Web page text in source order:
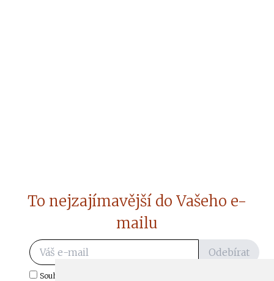
To nejzajímavější do Vašeho e-
mailu
Odebírat
Souhlasím s odběrem důležitých zpráv ze ČtiDoma.cz do mé e-